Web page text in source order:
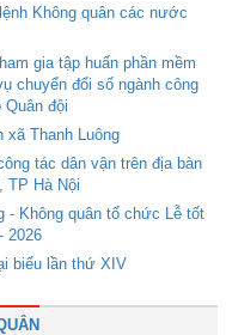
Không quân các nước
gia tập huấn phần mềm
chuyển đổi số ngành công
đội
xã Thanh Luông
tác dân vận trên địa bàn
TP Hà Nội
- Không quân tổ chức Lễ tốt
2026
biểu lần thứ XIV